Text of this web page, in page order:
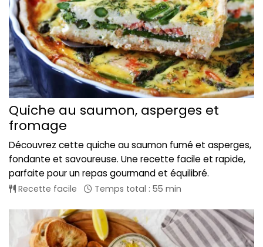
Quiche au saumon, asperges et
fromage
Découvrez cette quiche au saumon fumé et asperges,
fondante et savoureuse. Une recette facile et rapide,
parfaite pour un repas gourmand et équilibré.
Recette facile Temps total : 55 min